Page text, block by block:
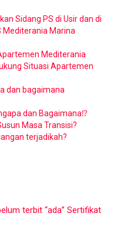
Sidang PS di Usir dan di
Mediterania Marina
Mediterania
Situasi Apartemen
dan bagaimana
dan Bagaimana⁉️
Masa Transisi?
terjadikah?
terbit “ada” Sertifikat